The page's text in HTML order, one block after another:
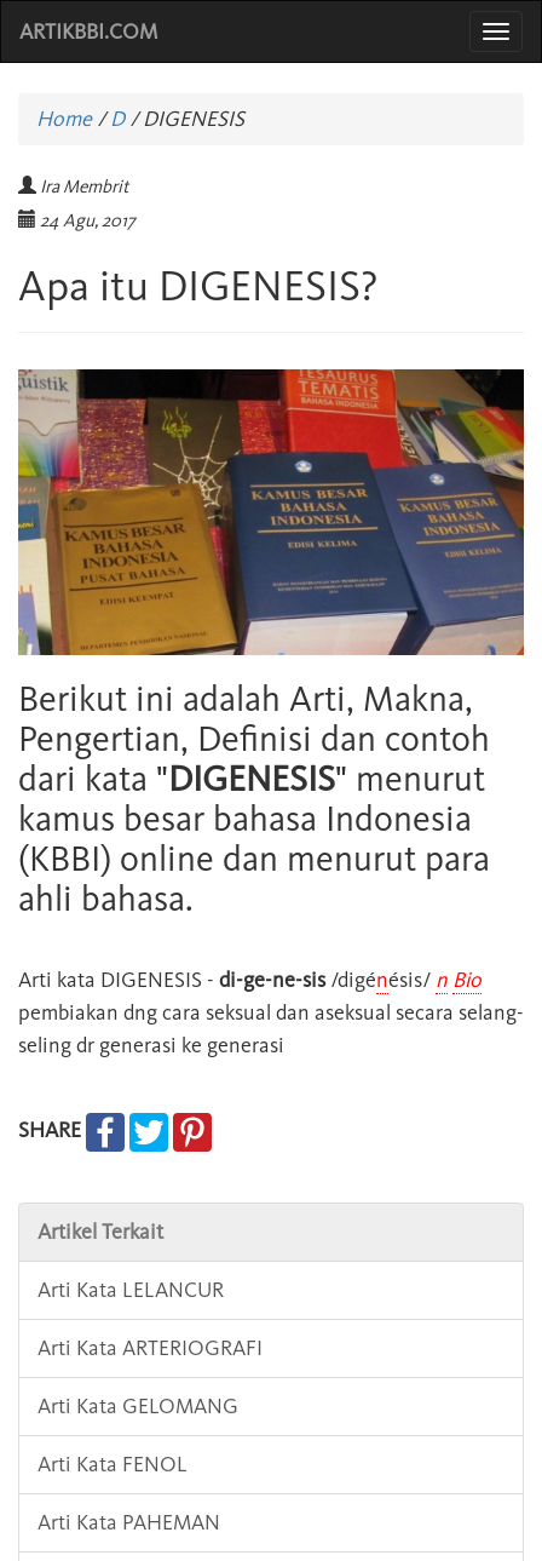
ARTIKBBI.COM
Home/D /DIGENESIS
Ira Membrit
24 Agu, 2017
Apa itu DIGENESIS?
Berikut ini adalah Arti, Makna,
Pengertian, Definisi dan contoh
dari kata "DIGENESIS" menurut
kamus besar bahasa Indonesia
(KBBI) online dan menurut para
ahli bahasa.
Arti kata DIGENESIS - di-ge-ne-sis/digénésis/ n Bio
pembiakan dng cara seksual dan aseksual secara selang-
seling dr generasi ke generasi
SHARE
Artikel Terkait
Arti Kata LELANCUR
Arti Kata ARTERIOGRAFI
Arti Kata GELOMANG
Arti Kata FENOL
Arti Kata PAHEMAN